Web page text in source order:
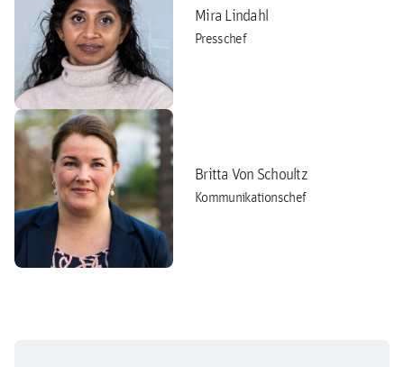
Mira Lindahl
Presschef
Britta Von Schoultz
Kommunikationschef